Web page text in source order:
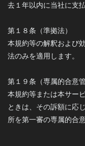
去１年以内に当社に支
第１８条（準拠法）
本規約等の解釈および
法のみを適用します。
第１９条（専属的合意
本規約等または本サー
ときは、その訴額に応
所を第一審の専属的合